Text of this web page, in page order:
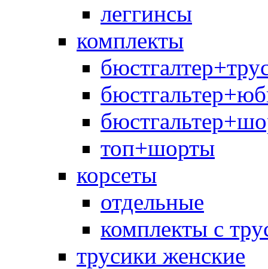
леггинсы
комплекты
топ+шорты
корсеты
отдельные
комплекты с
трусики женские